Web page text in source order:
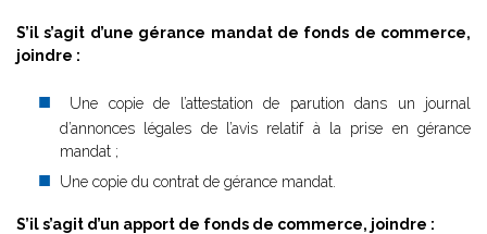
S’il s’agit d’une gérance mandat de fonds de commerce,
joindre :
Une copie de l’attestation de parution dans un journal
d’annonces légales de l’avis relatif à la prise en gérance
mandat ;
Une copie du contrat de gérance mandat.
S’il s’agit d’un apport de fonds de commerce, joindre :